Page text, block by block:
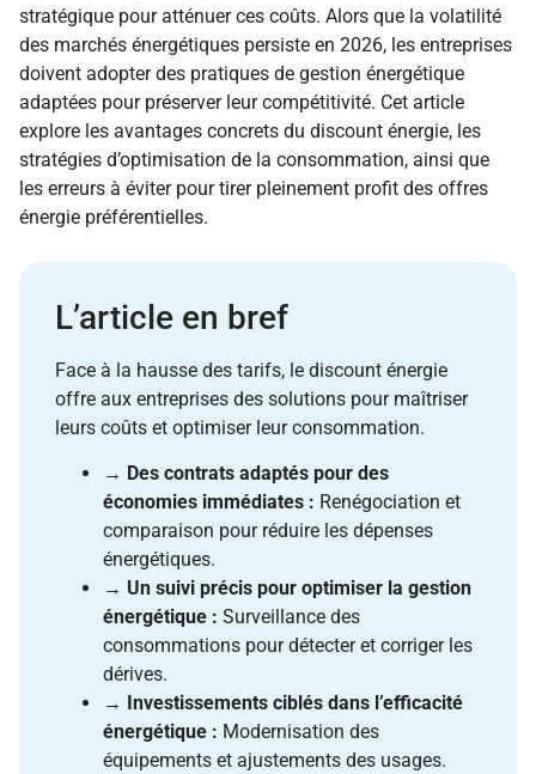
stratégique pour atténuer ces coûts. Alors que la volatilité
des marchés énergétiques persiste en 2026, les entreprises
doivent adopter des pratiques de gestion énergétique
adaptées pour préserver leur compétitivité. Cet article
explore les avantages concrets du discount énergie, les
stratégies d’optimisation de la consommation, ainsi que
les erreurs à éviter pour tirer pleinement profit des offres
énergie préférentielles.
L’article en bref
Face à la hausse des tarifs, le discount énergie
offre aux entreprises des solutions pour maîtriser
leurs coûts et optimiser leur consommation.
→ Des contrats adaptés pour des
économies immédiates : Renégociation et
comparaison pour réduire les dépenses
énergétiques.
→ Un suivi précis pour optimiser la gestion
énergétique : Surveillance des
consommations pour détecter et corriger les
dérives.
→
Investissements ciblés dans l’efficacité
énergétique : Modernisation des
équipements et ajustements des usages.